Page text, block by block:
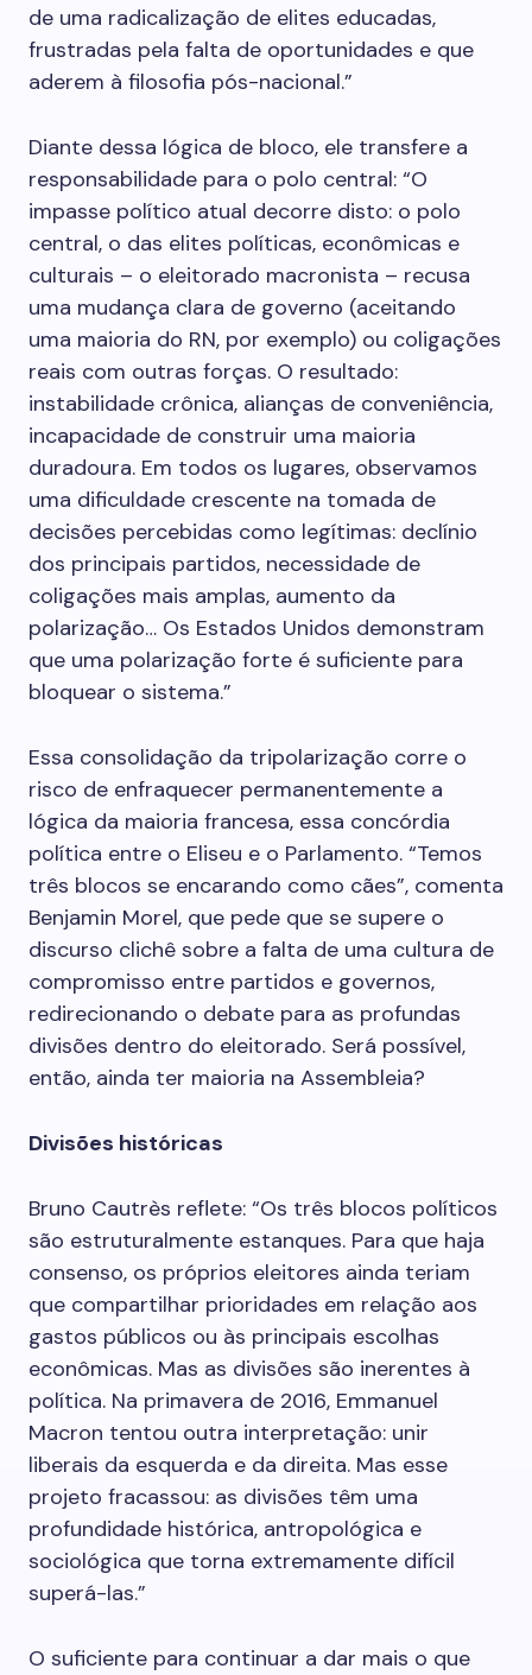
de uma radicalização de elites educadas,
frustradas pela falta de oportunidades e que
aderem à filosofia pós-nacional.”
Diante dessa lógica de bloco, ele transfere a
responsabilidade para o polo central: “O
impasse político atual decorre disto: o polo
central, o das elites políticas, econômicas e
culturais – o eleitorado macronista – recusa
uma mudança clara de governo (aceitando
uma maioria do RN, por exemplo) ou coligações
reais com outras forças. O resultado:
instabilidade crônica, alianças de conveniência,
incapacidade de construir uma maioria
duradoura. Em todos os lugares, observamos
uma dificuldade crescente na tomada de
decisões percebidas como legítimas: declínio
dos principais partidos, necessidade de
coligações mais amplas, aumento da
polarização… Os Estados Unidos demonstram
que uma polarização forte é suficiente para
bloquear o sistema.”
Essa consolidação da tripolarização corre o
risco de enfraquecer permanentemente a
lógica da maioria francesa, essa concórdia
política entre o Eliseu e o Parlamento. “Temos
três blocos se encarando como cães”, comenta
Benjamin Morel, que pede que se supere o
discurso clichê sobre a falta de uma cultura de
compromisso entre partidos e governos,
redirecionando o debate para as profundas
divisões dentro do eleitorado. Será possível,
então, ainda ter maioria na Assembleia?
Divisões históricas
Bruno Cautrès reflete: “Os três blocos políticos
são estruturalmente estanques. Para que haja
consenso, os próprios eleitores ainda teriam
que compartilhar prioridades em relação aos
gastos públicos ou às principais escolhas
econômicas. Mas as divisões são inerentes à
política. Na primavera de 2016, Emmanuel
Macron tentou outra interpretação: unir
liberais da esquerda e da direita. Mas esse
projeto fracassou: as divisões têm uma
profundidade histórica, antropológica e
sociológica que torna extremamente difícil
superá-las.”
O suficiente para continuar a dar mais o que